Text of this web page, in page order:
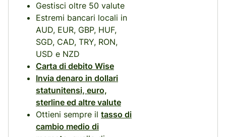
Gestisci oltre 50 valute
Estremi bancari locali in
AUD, EUR, GBP, HUF,
SGD, CAD, TRY, RON,
USD e NZD
Carta di debito Wise
Invia denaro in dollari
statunitensi, euro,
sterline ed altre valute
Ottieni sempre il tasso di
cambio medio di